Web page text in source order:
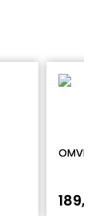
189,00